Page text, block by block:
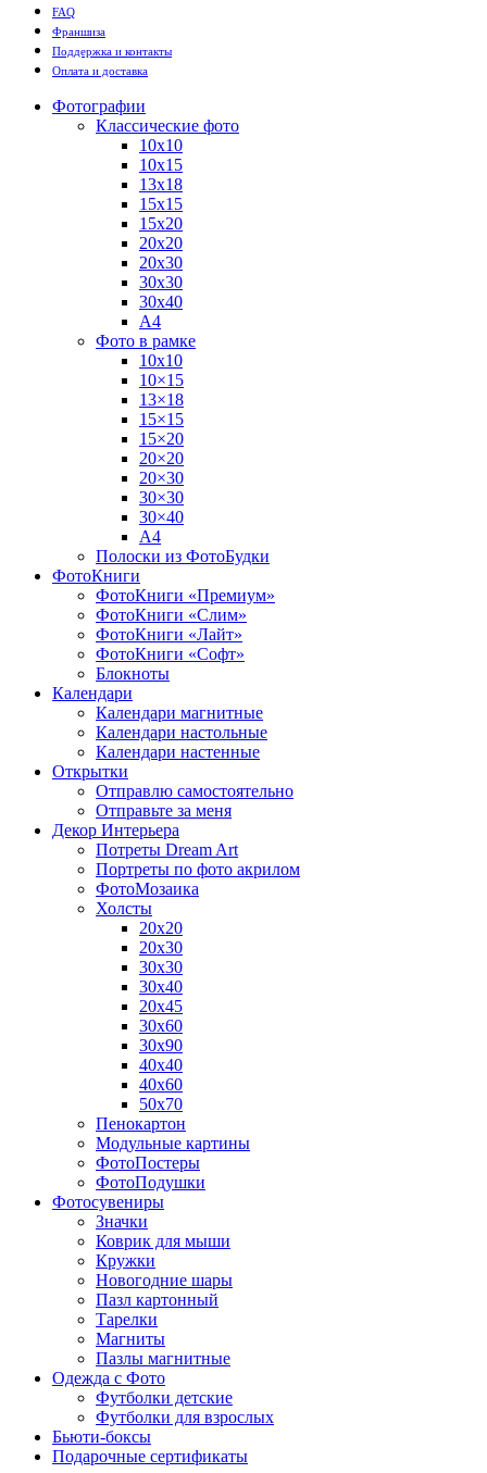
FAQ
Франшиза
Поддержка и контакты
Оплата и доставка
Фотографии
Классические фото
10х10
10х15
13х18
15х15
15х20
20х20
20х30
30х30
30х40
А4
Фото в рамке
10х10
10×15
13×18
15×15
15×20
20×20
20×30
30×30
30×40
A4
Полоски из ФотоБудки
ФотоКниги
ФотоКниги «Премиум»
ФотоКниги «Слим»
ФотоКниги «Лайт»
ФотоКниги «Софт»
Блокноты
Календари
Календари магнитные
Календари настольные
Календари настенные
Открытки
Отправлю самостоятельно
Отправьте за меня
Декор Интерьера
Потреты Dream Art
Портреты по фото акрилом
ФотоМозаика
Холсты
20х20
20х30
30х30
30х40
20х45
30х60
30х90
40х40
40х60
50х70
Пенокартон
Модульные картины
ФотоПостеры
ФотоПодушки
Фотоcувениры
Значки
Коврик для мыши
Кружки
Новогодние шары
Пазл картонный
Тарелки
Магниты
Пазлы магнитные
Одежда с Фото
Футболки детские
Футболки для взрослых
Бьюти-боксы
Подарочные сертификаты